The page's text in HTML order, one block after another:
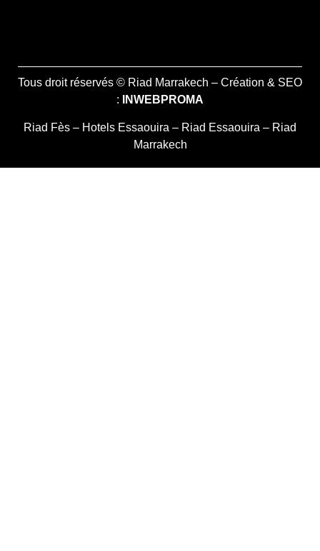
Tous droit réservés © Riad Marrakech – Création & SEO
:
INWEBPROMA
Riad Fès – Hotels Essaouira – Riad Essaouira – Riad
Marrakech